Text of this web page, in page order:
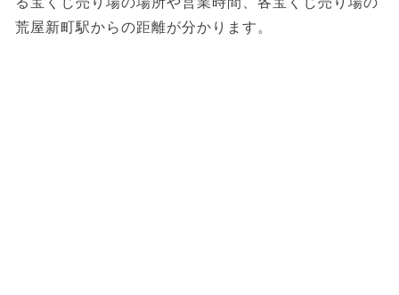
荒屋新町駅からの距離が分かります。